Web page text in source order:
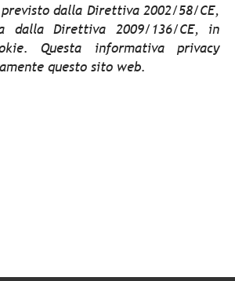
dalla Direttiva 2002/58/CE,
dalla Direttiva 2009/136/CE, in
Questa informativa privacy
questo sito web.